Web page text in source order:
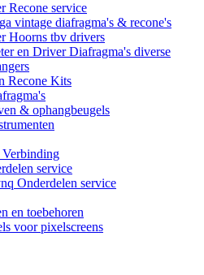
Recone service
vintage diafragma's & recone's
Hoorns tbv drivers
en Driver Diafragma's diverse
Recone Kits
& ophangbeugels
service
Onderdelen service
en toebehoren
voor pixelscreens